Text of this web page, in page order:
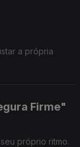
a própria
Firme"
próprio ritmo.